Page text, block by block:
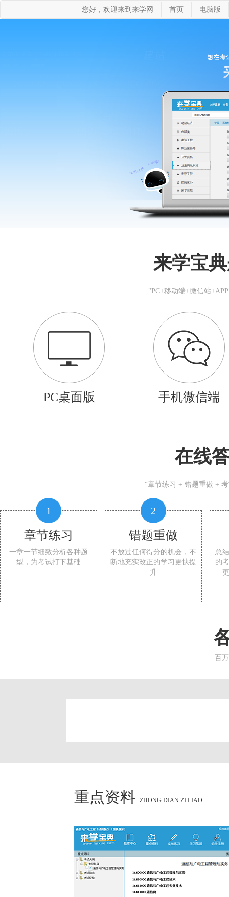
您好，欢迎来到来学网 首页 电脑版
来学宝
"PC+移动端+微信站
PC桌面版 手机微信端
在线
“章节练习 + 错题重做 +
1
章节练习
一章一节细致分析各种题
型，为考试打下基础
2
错题重做
不放过任何得分的机会，不
断地充实改正的学习更快提
升
总
的
百
重点资料 ZHONG DIAN ZI LIAO